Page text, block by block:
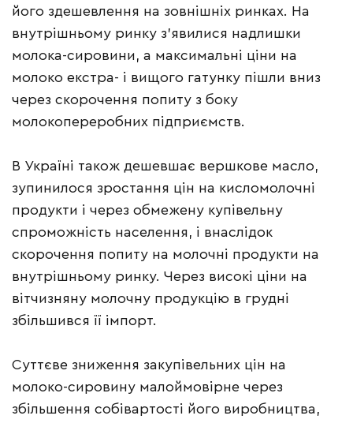
його здешевлення на зовнішніх ринках. На
внутрішньому ринку з’явилися надлишки
молока-сировини, а максимальні ціни на
молоко екстра- і вищого гатунку пішли вниз
через скорочення попиту з боку
молокопереробних підприємств.
В Україні також дешевшає вершкове масло,
зупинилося зростання цін на кисломолочні
продукти і через обмежену купівельну
спроможність населення, і внаслідок
скорочення попиту на молочні продукти на
внутрішньому ринку. Через високі ціни на
вітчизняну молочну продукцію в грудні
збільшився її імпорт.
Суттєве зниження закупівельних цін на
молоко-сировину малоймовірне через
збільшення собівартості його виробництва,